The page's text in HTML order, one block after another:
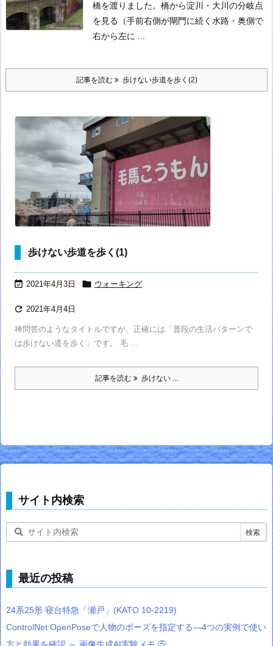
橋を渡りました。 橋から淀川・大川の分岐点
を見る（手前右側が閘門に続く水路・奥側で
右から左に ...
記事を読む 歩けない歩道を歩く(2)
歩けない歩道を歩く(1)
 2021年4月3日  ウォーキング
 2021年4月4日
禅問答のようなタイトルですが、正確には「普段の生活パターンで
は歩けない道を歩く」です。 毛 ...
記事を読む 歩けない ...
サイト内検索
最近の投稿
24系25形 寝台特急「瀬戸」(KATO 10-2219)
ControlNet OpenPoseで人物のポーズを指定する―4つの実例で使い